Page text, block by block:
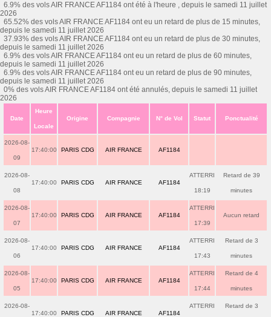
6.9% des vols AIR FRANCE AF1184 ont été à l'heure , depuis le samedi 11 juillet
2026
65.52% des vols AIR FRANCE AF1184 ont eu un retard de plus de 15 minutes,
depuis le samedi 11 juillet 2026
37.93% des vols AIR FRANCE AF1184 ont eu un retard de plus de 30 minutes,
depuis le samedi 11 juillet 2026
6.9% des vols AIR FRANCE AF1184 ont eu un retard de plus de 60 minutes,
depuis le samedi 11 juillet 2026
6.9% des vols AIR FRANCE AF1184 ont eu un retard de plus de 90 minutes,
depuis le samedi 11 juillet 2026
0% des vols AIR FRANCE AF1184 ont été annulés, depuis le samedi 11 juillet
2026
Date
Heure
Locale
Origine Compagnie N° de Vol Statut Ponctualité
2026-08-
09
17:40:00 PARIS CDG AIR FRANCE AF1184
2026-08-
08
17:40:00 PARIS CDG AIR FRANCE AF1184
ATTERRI
18:19
Retard de 39
minutes
2026-08-
07
17:40:00 PARIS CDG AIR FRANCE AF1184
ATTERRI
17:39
Aucun retard
2026-08-
06
17:40:00 PARIS CDG AIR FRANCE AF1184
ATTERRI
17:43
Retard de 3
minutes
2026-08-
05
17:40:00 PARIS CDG AIR FRANCE AF1184
ATTERRI
17:44
Retard de 4
minutes
2026-08-
17:40:00 PARIS CDG AIR FRANCE AF1184
ATTERRI Retard de 3